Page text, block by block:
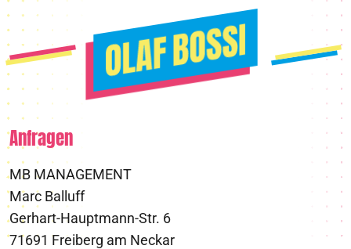
Anfragen
MB MANAGEMENT
Marc Balluff
Gerhart-Hauptmann-Str. 6
71691 Freiberg am Neckar